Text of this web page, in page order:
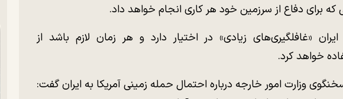
برای دفاع از سرزمین خود هر کاری انجام خواهد داد.
«غافلگیری‌های زیادی» در اختیار دارد و هر زمان لازم باشد از
خواهد کرد.
وزارت امور خارجه درباره احتمال حمله زمینی آمریکا به ایران گفت: